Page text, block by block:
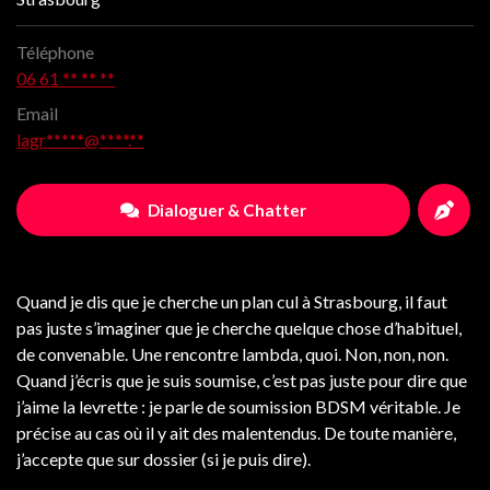
Téléphone
06 61 ** ** **
Email
lagr*****@****.**
Dialoguer & Chatter
Quand je dis que je cherche un plan cul à Strasbourg, il faut
pas juste s’imaginer que je cherche quelque chose d’habituel,
de convenable. Une rencontre lambda, quoi. Non, non, non.
Quand j’écris que je suis soumise, c’est pas juste pour dire que
j’aime la levrette : je parle de soumission BDSM véritable. Je
précise au cas où il y ait des malentendus. De toute manière,
j’accepte que sur dossier (si je puis dire).